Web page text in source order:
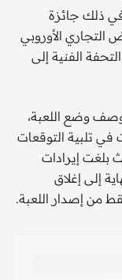
في ذلك جائزة
التجاري الأوروبي
التحفة الفنية إلى
وضع اللعبة،
في تلبية التوقعات
بلغت إيرادات
إلى إغلاق